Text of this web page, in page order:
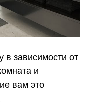
в зависимости от
и
вам это